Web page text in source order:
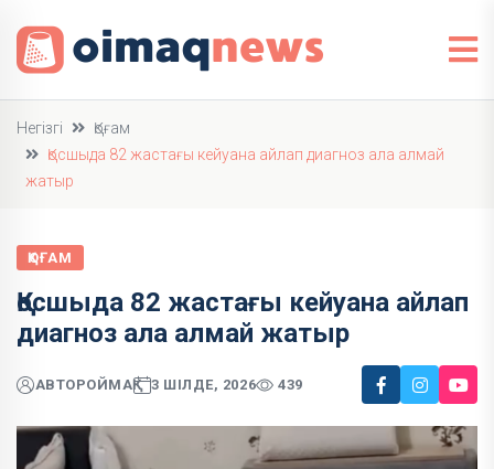
Негізгі
Қоғам
Қосшыда 82 жастағы кейуана айлап диагноз ала алмай
жатыр
ҚОҒАМ
Қосшыда 82 жастағы кейуана айлап
диагноз ала алмай жатыр
АВТОРОЙМАҚ 3 ШІЛДЕ, 2026 439